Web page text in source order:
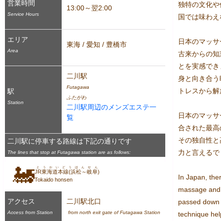
独特の文化
国では味わ
日本のマッ
古来からの
とを実感で
身と向き合
トレスから
日本のマッ
合された最
その独自性
力と言える
In Japan,
massage
passed
technique
営業時間
Service Hours
13:00～翌2:00
エリア
Area
東海 / 愛知 / 豊橋市
駅
Station
二川駅
Futagawa
ふたがわ
二川駅周辺のメンズエステ一
覧
二川駅に停車する路線は下記の通りです
The lines that stop at Futagawa station are as follows:
🚂JR東海道本線(浜松～岐阜)
とうかいどうほんせん
Tokaido honsen
アクセス
Access from Station
二川駅北口
from north exit gate of Futagawa Station